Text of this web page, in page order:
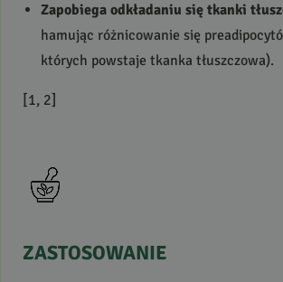
Zapobiega odkładaniu się tkanki
hamując różnicowanie się
których powstaje tkanka tłuszczowa).
[1, 2]
ZASTOSOWANIE